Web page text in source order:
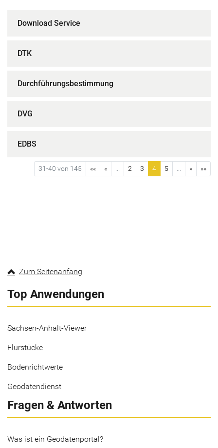
Download Service
DTK
Durchführungsbestimmung
DVG
EDBS
31-40 von 145 «« « 2 3 4 5 » »»
Zum Seitenanfang
Top Anwendungen
Sachsen-Anhalt-Viewer
Flurstücke
Bodenrichtwerte
Geodatendienst
Fragen & Antworten
Was ist ein Geodatenportal?